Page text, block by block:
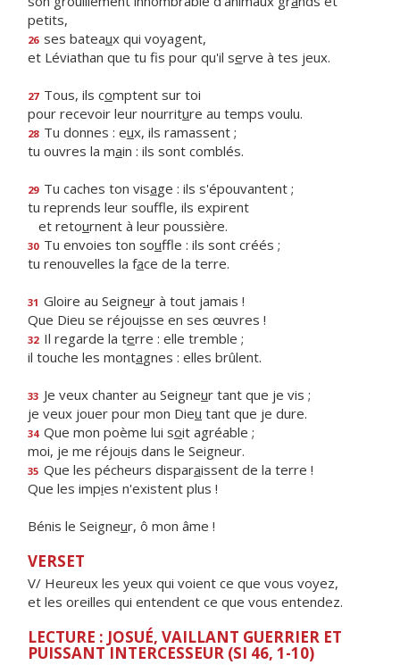
petits,
26 ses bateaux qui voyagent,
et Léviathan que tu fis pour qu'il serve à tes jeux.
27 Tous, ils comptent sur toi
pour recevoir leur nourriture au temps voulu.
28 Tu donnes : eux, ils ramassent ;
tu ouvres la main : ils sont comblés.
29 Tu caches ton visage : ils s'épouvantent ;
tu reprends leur souffle, ils expirent
et retournent à leur poussière.
30 Tu envoies ton souffle : ils sont créés ;
tu renouvelles la face de la terre.
31 Gloire au Seigneur à tout jamais !
Que Dieu se réjouisse en ses œuvres !
32 Il regarde la terre : elle tremble ;
il touche les montagnes : elles brûlent.
33 Je veux chanter au Seigneur tant que je vis ;
je veux jouer pour mon Dieu tant que je dure.
34 Que mon poème lui soit agréable ;
moi, je me réjouis dans le Seigneur.
35 Que les pécheurs disparaissent de la terre !
Que les impies n'existent plus !
Bénis le Seigneur, ô mon âme !
VERSET
V/ Heureux les yeux qui voient ce que vous voyez,
et les oreilles qui entendent ce que vous entendez.
LECTURE : JOSUÉ, VAILLANT GUERRIER ET
PUISSANT INTERCESSEUR (SI 46, 1-10)